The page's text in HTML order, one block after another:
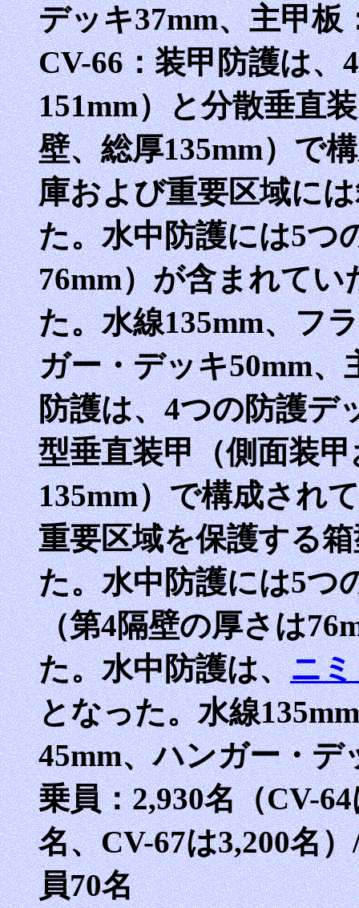
デッキ37mm、主甲板
CV-66：装甲防護は
151mm）と分散垂直
壁、総厚135mm）で
庫および重要区域に
た。水中防護には5つ
76mm）が含まれて
た。水線135mm、フ
ガー・デッキ50mm、
防護は、4つの防護デ
型垂直装甲（側面装
135mm）で構成され
重要区域を保護する
た。水中防護には5つ
（第4隔壁の厚さは
た。水中防護は、ニ
となった。水線
45mm、ハンガー・
乗員：2,930名（CV-
名、CV-67は3,200名
員70名